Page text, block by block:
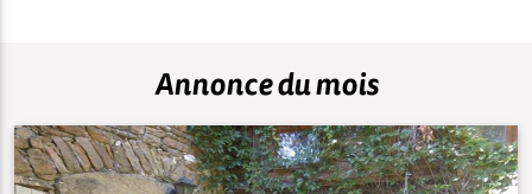
Annonce du mois